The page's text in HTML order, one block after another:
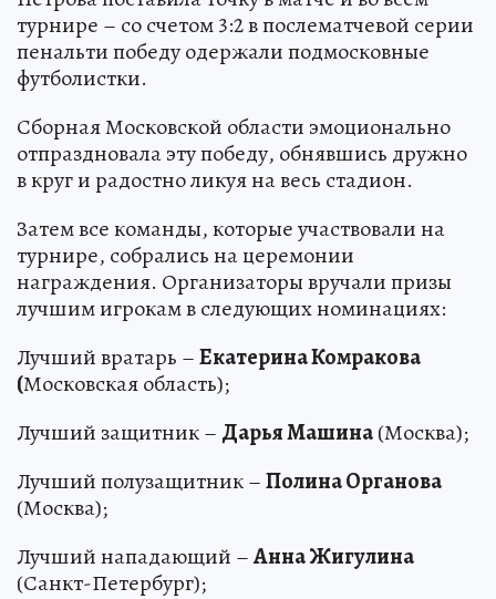
турнире – со счетом 3:2 в послематчевой серии
пенальти победу одержали подмосковные
футболистки.
Сборная Московской области эмоционально
отпраздновала эту победу, обнявшись дружно
в круг и радостно ликуя на весь стадион.
Затем все команды, которые участвовали на
турнире, собрались на церемонии
награждения. Организаторы вручали призы
лучшим игрокам в следующих номинациях:
Лучший вратарь –Екатерина Комракова
(Московская область);
Лучший защитник – Дарья Машина(Москва);
Лучший полузащитник –Полина Органова
(Москва);
Лучший нападающий –Анна Жигулина
(Санкт-Петербург);